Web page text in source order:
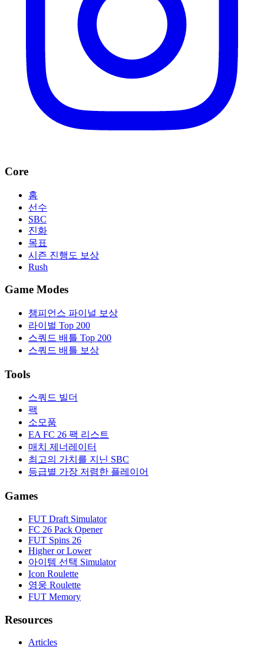
Core
홈
선수
SBC
진화
목표
시즌 진행도 보상
Rush
Game Modes
챔피언스 파이널 보상
라이벌 Top 200
스쿼드 배틀 Top 200
스쿼드 배틀 보상
Tools
스쿼드 빌더
팩
소모품
EA FC 26 팩 리스트
매치 제너레이터
최고의 가치를 지닌 SBC
등급별 가장 저렴한 플레이어
Games
FUT Draft Simulator
FC 26 Pack Opener
FUT Spins 26
Higher or Lower
아이템 선택 Simulator
Icon Roulette
영웅 Roulette
FUT Memory
Resources
Articles